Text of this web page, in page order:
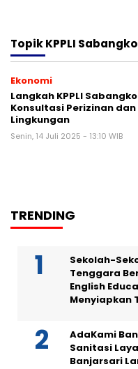
TopikKPPLI
Ekonomi
Langkah KPPLI
Konsultasi Perizinan dan
Lingkungan
Senin, 14 Juli 2025 - 13:10 WIB
TRENDING
Sekolah-
Tenggara
English
Menyiapkan
AdaKami
Sanitasi
Banjarsari